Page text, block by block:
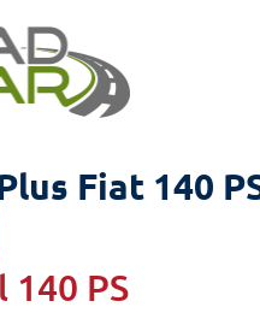
Fiat 140
140 PS